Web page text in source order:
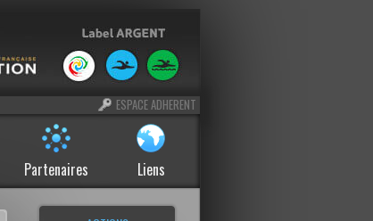
ESPACE ADHERENT
Partenaires Liens